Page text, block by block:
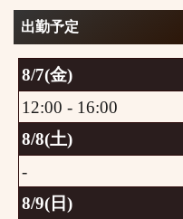
出勤予定
8/7(金)
12:00 - 16:00
8/8(土)
-
8/9(日)